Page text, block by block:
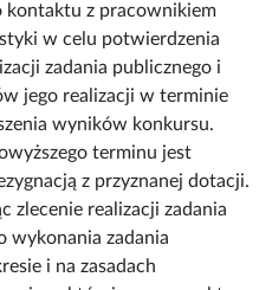
kontaktu z pracownikiem
w celu potwierdzenia
zadania publicznego i
jego realizacji w terminie
wyników konkursu.
terminu jest
z przyznanej dotacji.
zlecenie realizacji zadania
wykonania zadania
i na zasadach